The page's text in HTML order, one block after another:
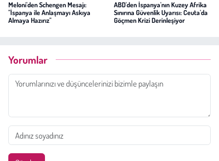
Meloni'den Schengen Mesajı:
"İspanya ile Anlaşmayı Askıya
Almaya Hazırız"
ABD'den İspanya'nın Kuzey Afrika
Sınırına Güvenlik Uyarısı: Ceuta'da
Göçmen Krizi Derinleşiyor
Yorumlar